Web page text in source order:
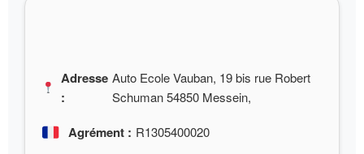
Adresse
:
Auto Ecole Vauban, 19 bis rue Robert
Schuman 54850 Messein,
Agrément : R1305400020